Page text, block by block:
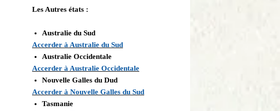
Les Autres états :
Australie du Sud
Accerder à Australie du Sud
Australie Occidentale
Accerder à Australie Occidentale
Nouvelle Galles du Dud
Accerder à Nouvelle Galles du Sud
Tasmanie